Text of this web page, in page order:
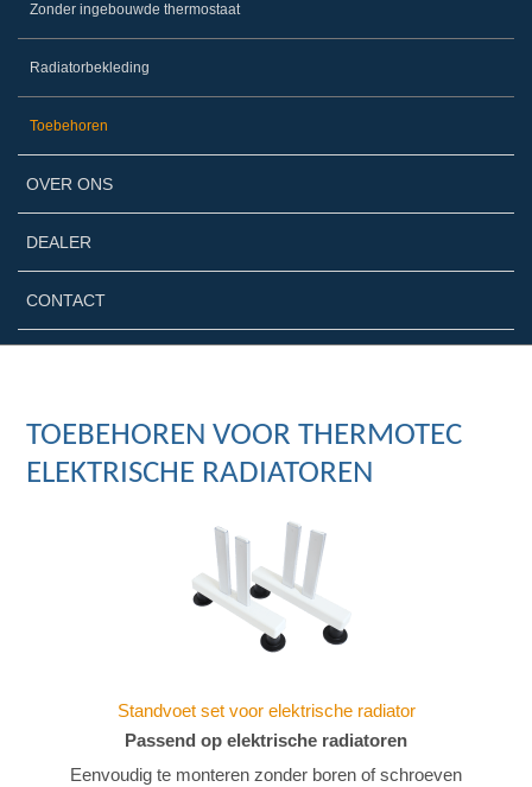
Zonder ingebouwde thermostaat
Radiatorbekleding
Toebehoren
OVER ONS
DEALER
CONTACT
TOEBEHOREN VOOR THERMOTEC
ELEKTRISCHE RADIATOREN
Standvoet set voor elektrische radiator
Passend op elektrische radiatoren
Eenvoudig te monteren zonder boren of schroeven